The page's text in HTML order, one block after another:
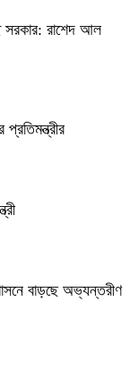
সরকার: রাশেদ আল
বাড়ছে অভ্যন্তরীণ